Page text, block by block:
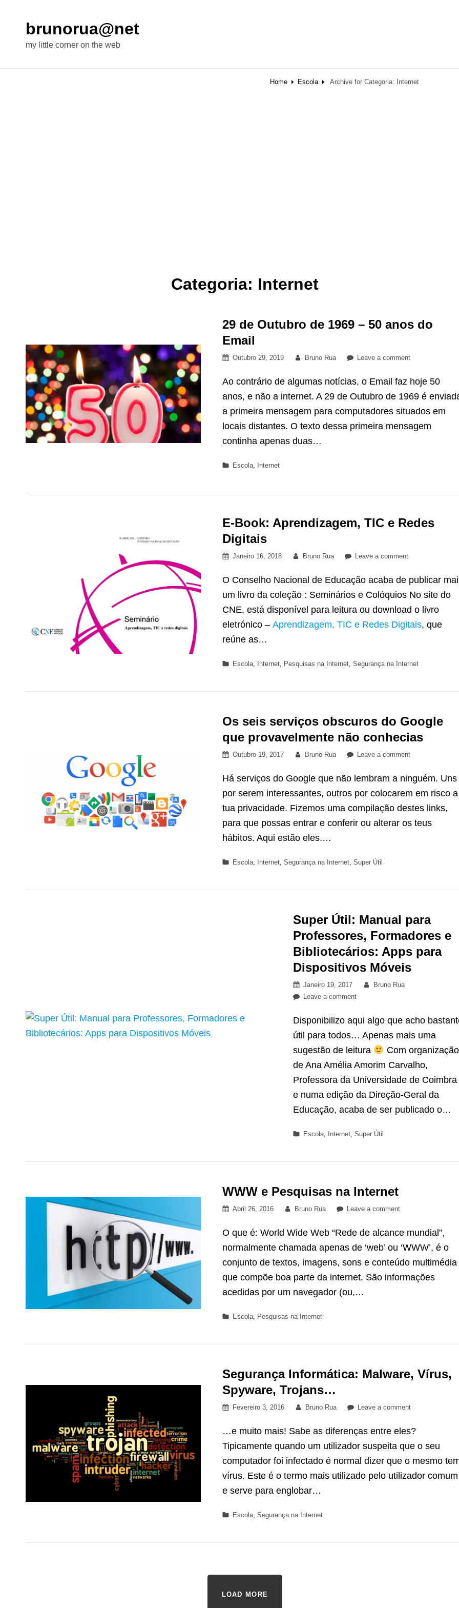
brunorua@net
my little corner on the web
Home Escola Archive for Categoria: Internet
Categoria: Internet
29 de Outubro de 1969 – 50 anos do
Email
Posted
Outubro 29, 2019 By
Bruno Rua Leave a commenton
de
Outubro
1969
–
Ao contrário de algumas notícias, o Email faz hoje 50
anos, e não a internet. A 29 de Outubro de 1969 é
a primeira mensagem para computadores situados em
locais distantes. O texto dessa primeira mensagem
continha apenas duas…
Categories
Escola, Internet
E-Book: Aprendizagem, TIC e Redes
Digitais
Posted
Janeiro 16, 2018 By
Bruno Rua Leave a commenton
Book:
Aprendizagem,
e
Redes
O Conselho Nacional de Educação acaba de publicar
um livro da coleção : Seminários e Colóquios No site do
CNE, está disponível para leitura ou download o livro
eletrónico –Aprendizagem, TIC e Redes Digitais, que
reúne as…
Categories
Escola, Internet, Pesquisas na Internet,Segurança na Internet
Os seis serviços obscuros do Google
que provavelmente não conhecias
Posted
Outubro 19, 2017 By
Bruno Rua Leave a commenton
seis
serviços
do
Google
Há serviços do Google que não lembram a ninguém. Uns
por serem interessantes, outros por colocarem em risco a
tua privacidade. Fizemos uma compilação destes links,
para que possas entrar e conferir ou alterar os teus
hábitos. Aqui estão eles.…
Categories
Escola, Internet,Segurança na Internet,Super Útil
Super Útil: Manual para
Professores, Formadores e
Bibliotecários: Apps para
Dispositivos Móveis
Posted
on
Janeiro 19, 2017 By
Bruno Rua
Leave a commenton
Útil:
Manual
Professores,
Formadores
e
Bibliotecários:
para
Móveis
Disponibilizo aqui algo que acho
útil para todos… Apenas mais uma
sugestão de leitura
Com organização
de Ana Amélia Amorim Carvalho,
Professora da Universidade de Coimbra
e numa edição da Direção-Geral da
Educação, acaba de ser publicado o…
Categories
Escola, Internet, Super Útil
WWW e Pesquisas na Internet
Posted
Abril 26, 2016 By
Bruno Rua Leave a commenton
e
Pesquisas
Internet
O que é: World Wide Web “Rede de alcance mundial”,
normalmente chamada apenas de ‘web’ ou ‘WWW’, é o
conjunto de textos, imagens, sons e conteúdo multimédia
que compõe boa parte da internet. São informações
acedidas por um navegador (ou,…
Categories
Escola, Pesquisas na Internet
Segurança Informática: Malware, Vírus,
Spyware, Trojans…
Posted
Fevereiro 3, 2016 By
Bruno Rua Leave a commenton
Informática:
Malware,
Spyware,
Trojans…
…e muito mais! Sabe as diferenças entre eles?
Tipicamente quando um utilizador suspeita que o seu
computador foi infectado é normal dizer que o mesmo
vírus. Este é o termo mais utilizado pelo utilizador comum
e serve para englobar…
Categories
Escola,Segurança na Internet
LOAD MORE